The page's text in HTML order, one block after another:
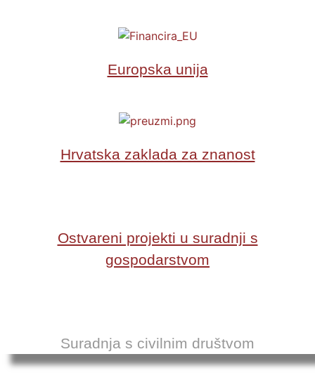
Europska unija
Hrvatska zaklada za znanost
Ostvareni projekti u suradnji s
gospodarstvom
Suradnja s civilnim društvom